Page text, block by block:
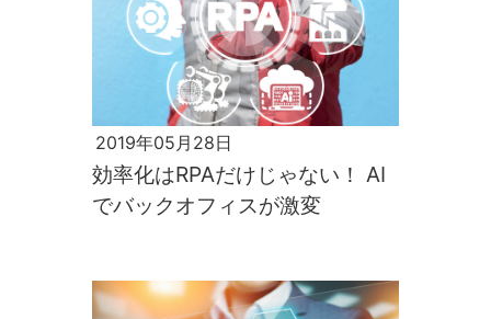
2019年05月28日
効率化はRPAだけじゃない！ AI
でバックオフィスが激変